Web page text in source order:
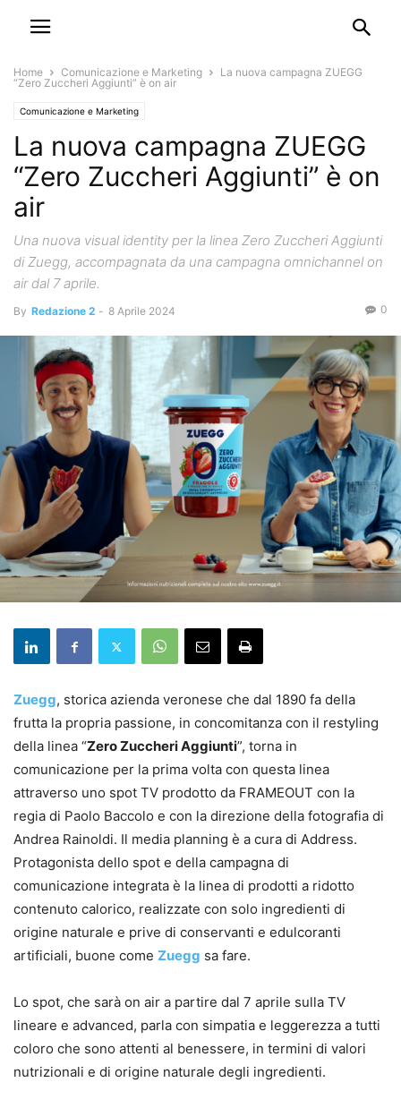
Home Comunicazione e Marketing
La nuova campagna ZUEGG
“Zero Zuccheri Aggiunti” è on air
Comunicazione e Marketing
La nuova campagna ZUEGG
“Zero Zuccheri Aggiunti” è on
air
Una nuova visual identity per la linea Zero Zuccheri Aggiunti
di Zuegg, accompagnata da una campagna omnichannel on
air dal 7 aprile.
By Redazione 2 - 8 Aprile 2024 0
Zuegg, storica azienda veronese che dal 1890 fa della
frutta la propria passione, in concomitanza con il restyling
della linea “Zero Zuccheri Aggiunti”, torna in
comunicazione per la prima volta con questa linea
attraverso uno spot TV prodotto da FRAMEOUT con la
regia di Paolo Baccolo e con la direzione della fotografia di
Andrea Rainoldi. Il media planning è a cura di Address.
Protagonista dello spot e della campagna di
comunicazione integrata è la linea di prodotti a ridotto
contenuto calorico, realizzate con solo ingredienti di
origine naturale e prive di conservanti e edulcoranti
artificiali, buone come Zuegg sa fare.
Lo spot, che sarà on air a partire dal 7 aprile sulla TV
lineare e advanced, parla con simpatia e leggerezza a tutti
coloro che sono attenti al benessere, in termini di valori
nutrizionali e di origine naturale degli ingredienti.